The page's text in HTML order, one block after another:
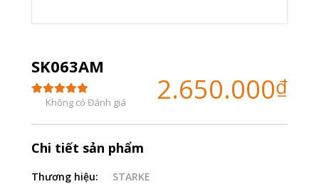
SK063AM
Không có Đánh giá 2.650.000₫
Chi tiết sản phẩm
Thương hiệu:
STARKE